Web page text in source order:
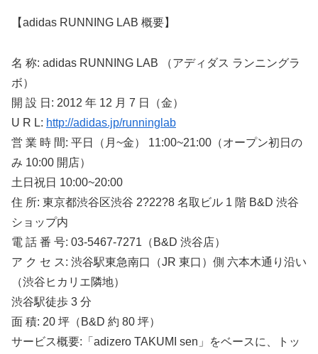
【adidas RUNNING LAB 概要】
名 称: adidas RUNNING LAB （アディダス ランニングラ
ボ）
開 設 日: 2012 年 12 月 7 日（金）
U R L: http://adidas.jp/runninglab
営 業 時 間: 平日（月~金） 11:00~21:00（オープン初日の
み 10:00 開店）
土日祝日 10:00~20:00
住 所: 東京都渋谷区渋谷 2?22?8 名取ビル 1 階 B&D 渋谷
ショップ内
電 話 番 号: 03-5467-7271（B&D 渋谷店）
ア ク セ ス: 渋谷駅東急南口（JR 東口）側 六本木通り沿い
（渋谷ヒカリエ隣地）
渋谷駅徒歩 3 分
面 積: 20 坪（B&D 約 80 坪）
サービス概要:「adizero TAKUMI sen」をベースに、トッ